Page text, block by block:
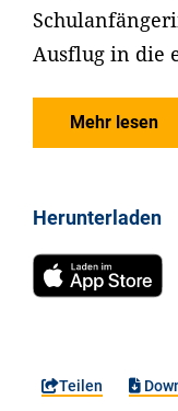
Ausflug in die
Mehr lesen
Herunterladen
Teilen